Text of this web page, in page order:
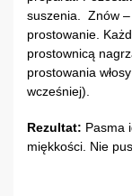
suszenia. Znów
prostowanie.
prostownicą
prostowania
wcześniej).
Rezultat: Pasma
miękkości. Nie